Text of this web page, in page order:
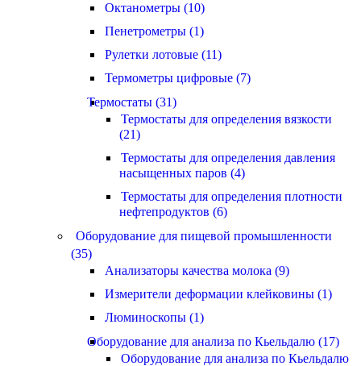
Октанометры (10)
Пенетрометры (1)
Рулетки лотовые (11)
Термометры цифровые (7)
Термостаты (31)
Термостаты для определения вязкости
(21)
Термостаты для определения давления
насыщенных паров (4)
Термостаты для определения плотности
нефтепродуктов (6)
Оборудование для пищевой промышленности
(35)
Анализаторы качества молока (9)
Измерители деформации клейковины (1)
Люминоскопы (1)
Оборудование для анализа по Кьельдалю (17)
Оборудование для анализа по Кьельдалю